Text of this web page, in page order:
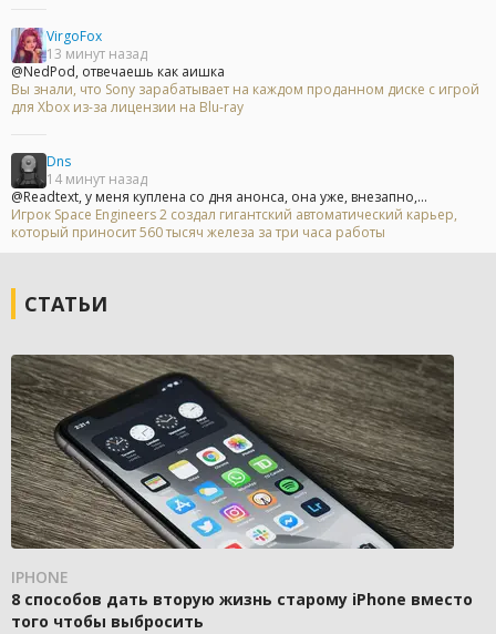
VirgoFox
13 минут назад
@NedPod, отвечаешь как аишка
Вы знали, что Sony зарабатывает на каждом проданном диске с игрой
для Xbox из-за лицензии на Blu-ray
Dns
14 минут назад
@Readtext, у меня куплена со дня анонса, она уже, внезапно,...
Игрок Space Engineers 2 создал гигантский автоматический карьер,
который приносит 560 тысяч железа за три часа работы
СТАТЬИ
IPHONE
8 способов дать вторую жизнь старому iPhone вместо
того чтобы выбросить